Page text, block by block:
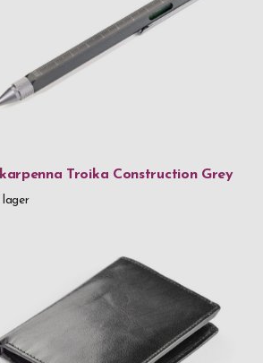
Troika Construction Grey
lager